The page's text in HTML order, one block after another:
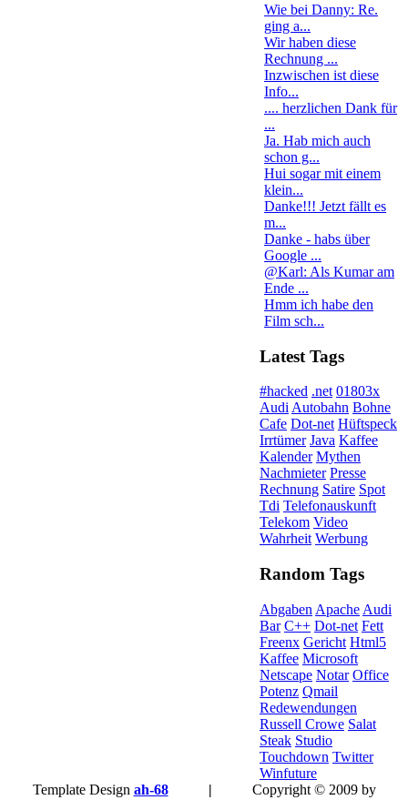
Wie bei Danny: Re.
ging a...
Wir haben diese
Rechnung ...
Inzwischen ist diese
Info...
.... herzlichen Dank für
...
Ja. Hab mich auch
schon g...
Hui sogar mit einem
klein...
Danke!!! Jetzt fällt es
m...
Danke - habs über
Google ...
@Karl: Als Kumar am
Ende ...
Hmm ich habe den
Film sch...
Latest Tags
#hacked .net 01803x
Audi Autobahn Bohne
Cafe Dot-net Hüftspeck
Irrtümer Java Kaffee
Kalender Mythen
Nachmieter Presse
Rechnung Satire Spot
Tdi Telefonauskunft
Telekom Video
Wahrheit Werbung
Random Tags
Abgaben Apache Audi
Bar C++ Dot-net Fett
Freenx Gericht Html5
Kaffee Microsoft
Netscape Notar Office
Potenz Qmail
Redewendungen
Russell Crowe Salat
Steak Studio
Touchdown Twitter
Winfuture
Template Design ah-68 | Copyright © 2009 by